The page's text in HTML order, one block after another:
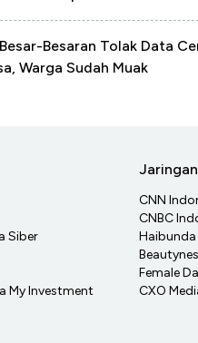
Besaran Tolak Data
Warga Sudah Muak
Siber
My Investment
CNN
CNBC
Haibunda
Female
CXO